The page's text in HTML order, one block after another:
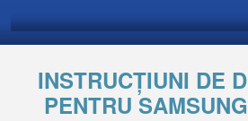
INSTRUCȚIUNI DE
PENTRU